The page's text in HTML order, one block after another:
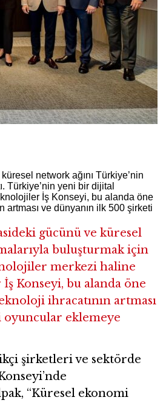
network ağını Türkiye’nin
Türkiye’nin yeni bir dijital
İş Konseyi, bu alanda öne
artması ve dünyanın ilk 500 şirketi
gücünü ve küresel
buluşturmak için
merkezi haline
Konseyi, bu alanda öne
ihracatının artması
oyuncular eklemeye
şirketleri ve sektörde
“Küresel ekonomi